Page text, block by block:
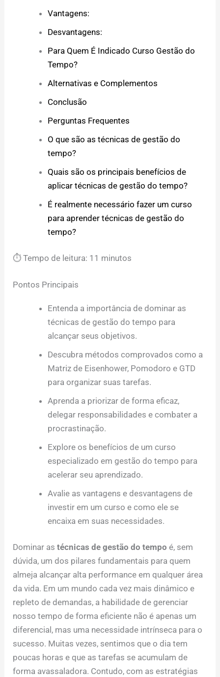
Vantagens:
Desvantagens:
Para Quem É Indicado Curso Gestão do
Tempo?
Alternativas e Complementos
Conclusão
Perguntas Frequentes
O que são as técnicas de gestão do
tempo?
Quais são os principais benefícios de
aplicar técnicas de gestão do tempo?
É realmente necessário fazer um curso
para aprender técnicas de gestão do
tempo?
⏱ Tempo de leitura: 11 minutos
Pontos Principais
Entenda a importância de dominar as
técnicas de gestão do tempo para
alcançar seus objetivos.
Descubra métodos comprovados como a
Matriz de Eisenhower, Pomodoro e GTD
para organizar suas tarefas.
Aprenda a priorizar de forma eficaz,
delegar responsabilidades e combater a
procrastinação.
Explore os benefícios de um curso
especializado em gestão do tempo para
acelerar seu aprendizado.
Avalie as vantagens e desvantagens de
investir em um curso e como ele se
encaixa em suas necessidades.
Dominar astécnicas de gestão do tempo é, sem
dúvida, um dos pilares fundamentais para quem
almeja alcançar alta performance em qualquer área
da vida. Em um mundo cada vez mais dinâmico e
repleto de demandas, a habilidade de gerenciar
nosso tempo de forma eficiente não é apenas um
diferencial, mas uma necessidade intrínseca para o
sucesso. Muitas vezes, sentimos que o dia tem
poucas horas e que as tarefas se acumulam de
forma avassaladora. Contudo, com as estratégias